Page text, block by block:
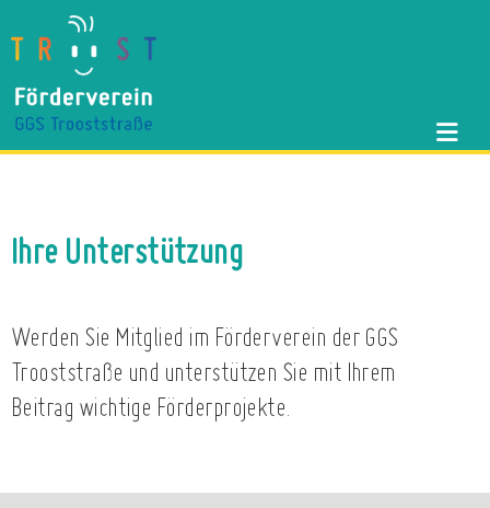
Ihre Unterstützung
Werden Sie Mitglied im Förderverein der GGS
Trooststraße und unterstützen Sie mit Ihrem
Beitrag wichtige Förderprojekte.